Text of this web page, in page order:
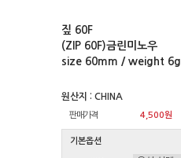
짚 60F
(ZIP 60F)금린미노우
size 60mm / weight 6g
원산지 : CHINA
판매가격 4,500원
기본옵션